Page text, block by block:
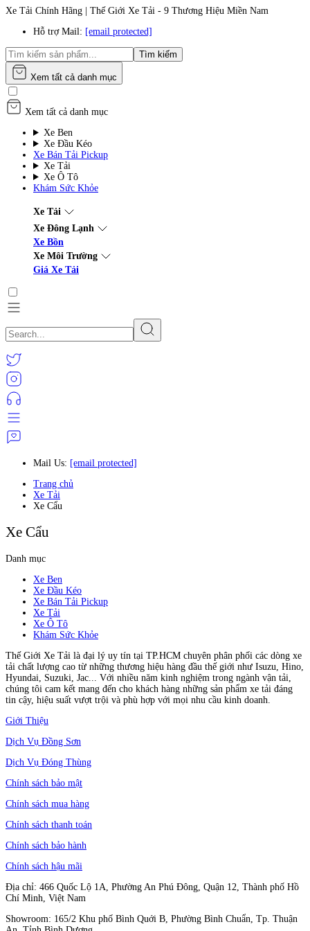
Xe Tải Chính Hãng | Thế Giới Xe Tải - 9 Thương Hiệu Miền Nam
Hỗ trợ Mail: [email protected]
Tìm kiếm
Xem tất cả danh mục
Xem tất cả danh mục
Xe Ben
Xe Đầu Kéo
Xe Bán Tải Pickup
Xe Tải
Xe Ô Tô
Khám Sức Khỏe
Xe Tải
Xe Đông Lạnh
Xe Bồn
Xe Môi Trường
Giá Xe Tải
Mail Us: [email protected]
Trang chủ
Xe Tải
Xe Cẩu
Xe Cẩu
Danh mục
Xe Ben
Xe Đầu Kéo
Xe Bán Tải Pickup
Xe Tải
Xe Ô Tô
Khám Sức Khỏe
Thế Giới Xe Tải là đại lý uy tín tại TP.HCM chuyên phân phối các dòng xe
tải chất lượng cao từ những thương hiệu hàng đầu thế giới như Isuzu, Hino,
Hyundai, Suzuki, Jac... Với nhiều năm kinh nghiệm trong ngành vận tải,
chúng tôi cam kết mang đến cho khách hàng những sản phẩm xe tải đáng
tin cậy, hiệu suất vượt trội và phù hợp với mọi nhu cầu kinh doanh.
Giới Thiệu
Dịch Vụ Đồng Sơn
Dịch Vụ Đóng Thùng
Chính sách bảo mật
Chính sách mua hàng
Chính sách thanh toán
Chính sách bảo hành
Chính sách hậu mãi
Địa chỉ: 466 Quốc Lộ 1A, Phường An Phú Đông, Quận 12, Thành phố Hồ
Chí Minh, Việt Nam
Showroom: 165/2 Khu phố Bình Quới B, Phường Bình Chuẩn, Tp. Thuận